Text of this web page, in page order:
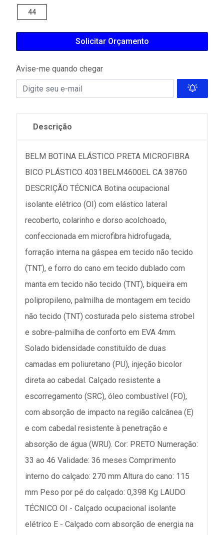
44
Solicitar Orçamento
Avise-me quando chegar
Descrição
BELM BOTINA ELÁSTICO PRETA MICROFIBRA
BICO PLÁSTICO 4031BELM4600EL CA 38760
DESCRIÇÃO TÉCNICA Botina ocupacional
isolante elétrico (OI) com elástico lateral
recoberto, colarinho e dorso acolchoado,
confeccionada em microfibra hidrofugada,
forração interna na gáspea em tecido não tecido
(TNT), e forro do cano em tecido dublado com
manta em tecido não tecido (TNT), biqueira em
polipropileno, palmilha de montagem em tecido
não tecido (TNT) costurada pelo sistema strobel
e sobre-palmilha de conforto em EVA 4mm.
Solado bidensidade constituído de duas
camadas em poliuretano (PU), injeção bicolor
direta ao cabedal. Calçado resistente a
escorregamento (SRC), óleo combustível (FO),
com absorção de impacto na região calcânea (E)
e com cabedal resistente à penetração e
absorção de água (WRU). Cor: PRETO Numeração:
33 ao 46 Validade: 36 meses Comprimento
interno do calçado: 270 mm Altura do cano: 115
mm Peso por pé do calçado: 0,398 Kg LAUDO
TÉCNICO OI - Calçado ocupacional isolante
elétrico E - Calçado com absorção de energia na